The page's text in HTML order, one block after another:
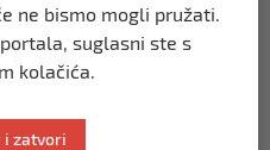
probio izraelsku blokadu
– kapetan iz Sarajeva
ne bismo mogli pružati.
suglasni ste s
kolačića.
i zatvori